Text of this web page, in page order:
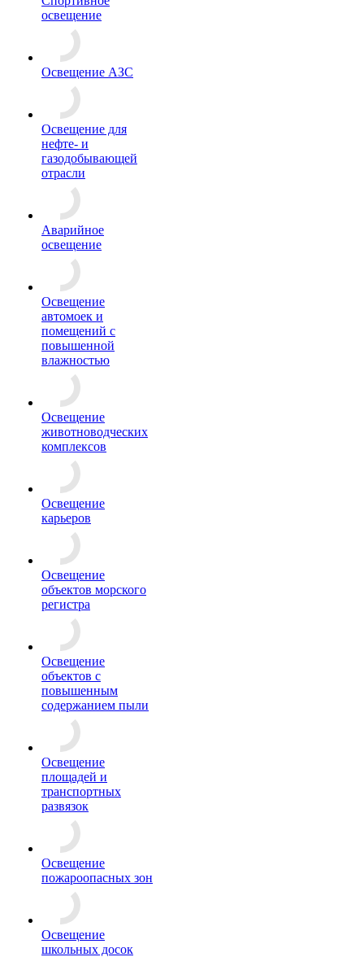
освещение
Освещение АЗС
Освещение для
нефте- и
газодобывающей
отрасли
Аварийное
освещение
Освещение
автомоек и
помещений с
повышенной
влажностью
Освещение
животноводческих
комплексов
Освещение
карьеров
Освещение
объектов морского
регистра
Освещение
объектов с
повышенным
содержанием пыли
Освещение
площадей и
транспортных
развязок
Освещение
пожароопасных зон
Освещение
школьных досок